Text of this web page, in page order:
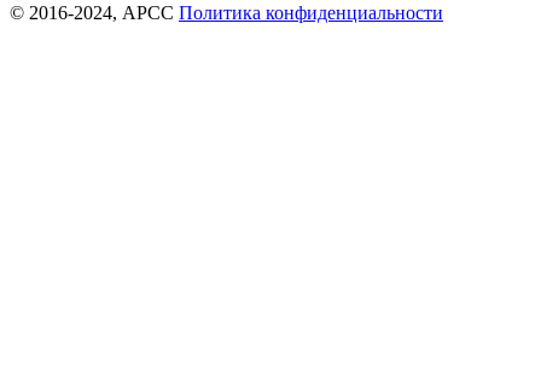
© 2016-2024, АРСС Политика конфиденциальности